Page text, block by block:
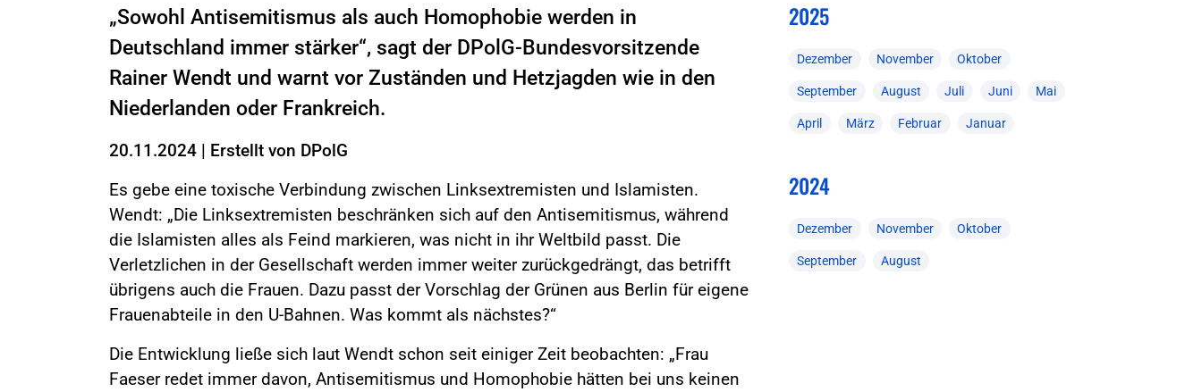
„Sowohl Antisemitismus als auch Homophobie werden in
Deutschland immer stärker“, sagt der DPolG-Bundesvorsitzende
Rainer Wendt und warnt vor Zuständen und Hetzjagden wie in den
Niederlanden oder Frankreich.
20.11.2024 | Erstellt von DPolG
Es gebe eine toxische Verbindung zwischen Linksextremisten und Islamisten.
Wendt: „Die Linksextremisten beschränken sich auf den Antisemitismus, während
die Islamisten alles als Feind markieren, was nicht in ihr Weltbild passt. Die
Verletzlichen in der Gesellschaft werden immer weiter zurückgedrängt, das betrifft
übrigens auch die Frauen. Dazu passt der Vorschlag der Grünen aus Berlin für eigene
Frauenabteile in den U-Bahnen. Was kommt als nächstes?“
Die Entwicklung ließe sich laut Wendt schon seit einiger Zeit beobachten: „Frau
Faeser redet immer davon, Antisemitismus und Homophobie hätten bei uns keinen
2025
Dezember November Oktober
September August Juli Juni Mai
April März Februar Januar
2024
Dezember November Oktober
September August